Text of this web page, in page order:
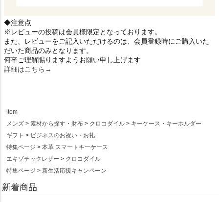
◆注意点
※レビューの投稿は会員様限定となっております。
また、レビューをご記入いただけるのは、会員登録時にご購入いた
だいた商品のみとなります。
何卒ご理解賜りますようお願い申し上げます
詳細はこちら→
item
メンズ
素材から探す・財布 クロコダイル
キーケース・キーホルダー
ギフト
ビジネスのお祝い・お礼
特集ページ
本革 スマートキーケース
エキゾチックレザー
クロコダイル
特集ページ
新生活応援キャンペーン
新着商品